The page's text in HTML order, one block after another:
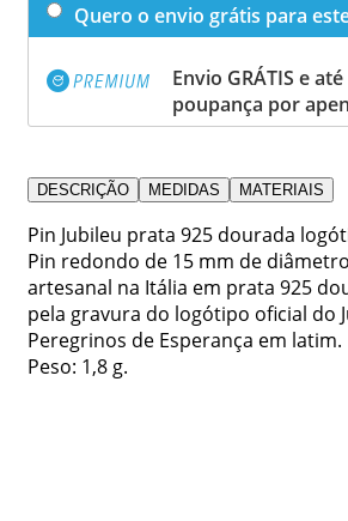
Quero o envio grátis para
Envio GRÁTIS e
poupança por
DESCRIÇÃO MEDIDAS MATERIAIS
Pin Jubileu prata 925 dourada
Pin redondo de 15 mm de
artesanal na Itália em prata 925
pela gravura do logótipo oficial do
Peregrinos de Esperança em latim.
Peso: 1,8 g.